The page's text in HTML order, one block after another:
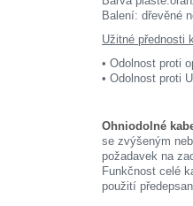
Balení: dřevěné
Užitné přednosti
• Odolnost proti
• Odolnost proti
Ohniodolné
se zvýšeným
požadavek na
Funkčnost celé
použití